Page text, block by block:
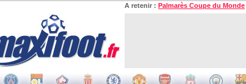
A retenir : Palmarès Coupe du Monde